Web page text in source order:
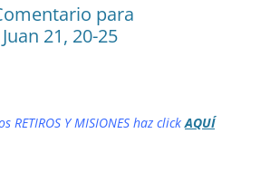
para
21, 20-25
RETIROS Y MISIONES haz clickAQUÍ